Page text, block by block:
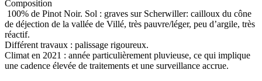
Composition
100% de Pinot Noir. Sol : graves sur Scherwiller: cailloux du cône
de déjection de la vallée de Villé, très pauvre/léger, peu d’argile, très
réactif.
Différent travaux : palissage rigoureux.
Climat en 2021 : année particulièrement pluvieuse, ce qui implique
une cadence élevée de traitements et une surveillance accrue.